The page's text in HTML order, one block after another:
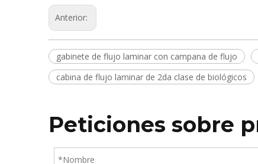
Anterior:
gabinete de flujo laminar con campana de flujo
cabina de flujo laminar de 2da clase de biológicos
Peticiones sobre